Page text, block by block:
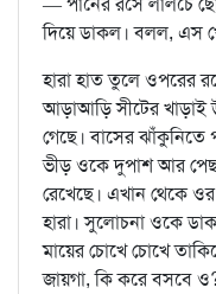
দিয়ে ডাকল। বলল, এস
হারা হাত তুলে ওপরের
আড়াআড়ি সীটের খাড়াই
গেছে। বাসের ঝাঁকুনিতে
ভীড় ওকে দুপাশ আর
রেখেছে। এখান থেকে
হারা। সুলোচনা ওকে
মায়ের চোখে চোখে
জায়গা, কি করে বসবে